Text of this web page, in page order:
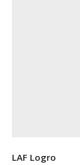
LAF Logro